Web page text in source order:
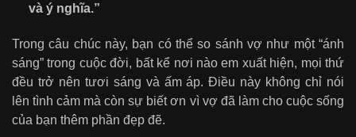
và ý nghĩa.”
Trong câu chúc này, bạn có thể so sánh vợ như một “ánh
sáng” trong cuộc đời, bất kể nơi nào em xuất hiện, mọi thứ
đều trở nên tươi sáng và ấm áp. Điều này không chỉ nói
lên tình cảm mà còn sự biết ơn vì vợ đã làm cho cuộc sống
của bạn thêm phần đẹp đẽ.